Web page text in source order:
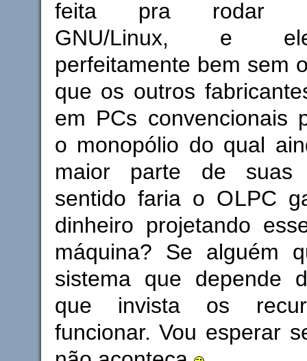
feita pra rodar
GNU/Linux, e
perfeitamente bem sem
que os outros
em PCs convencionais
o monopólio do qual
maior parte de suas
sentido faria o OLPC
dinheiro projetando
máquina? Se alguém
sistema que depende
que invista os
funcionar. Vou esperar